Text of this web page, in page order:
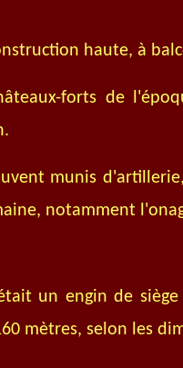
haute, à
forts de
munis
notamment
un engin de
mètres, selon les